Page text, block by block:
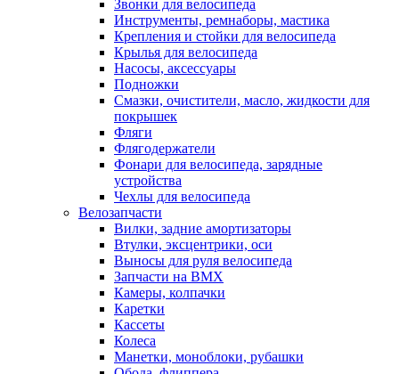
Звонки для велосипеда
Инструменты, ремнаборы, мастика
Крепления и стойки для велосипеда
Крылья для велосипеда
Насосы, аксессуары
Подножки
Смазки, очистители, масло, жидкости для
покрышек
Фляги
Флягодержатели
Фонари для велосипеда, зарядные
устройства
Чехлы для велосипеда
Велозапчасти
Вилки, задние амортизаторы
Втулки, эксцентрики, оси
Выносы для руля велосипеда
Запчасти на BMX
Камеры, колпачки
Каретки
Кассеты
Колеса
Манетки, моноблоки, рубашки